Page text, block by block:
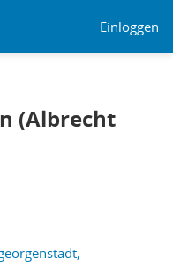
Einloggen
(Albrecht